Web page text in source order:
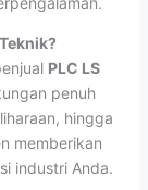
PLC LS
penuh
hingga
memberikan
industri Anda.